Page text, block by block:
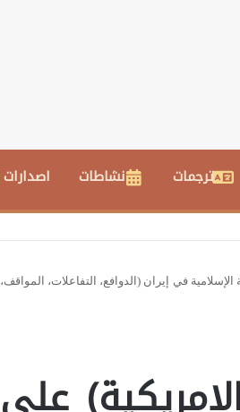
ترجمات نشاطات اصدارات
في إيران (الدوافع، التفاعلات، المواقف،
على